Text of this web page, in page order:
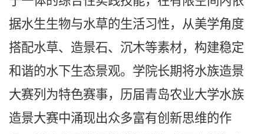
据水生生物与水草的生活习性，从美学角度
搭配水草、造景石、沉木等素材，构建稳定
和谐的水下生态景观。学院长期将水族造景
大赛列为特色赛事，历届青岛农业大学水族
造景大赛中涌现出众多富有创新思维的作